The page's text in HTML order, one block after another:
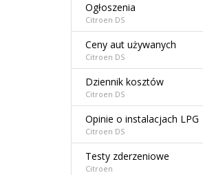
Ogłoszenia
Citroen DS
Ceny aut używanych
Citroen DS
Dziennik kosztów
Citroen DS
Opinie o instalacjach LPG
Citroen DS
Testy zderzeniowe
Citroen